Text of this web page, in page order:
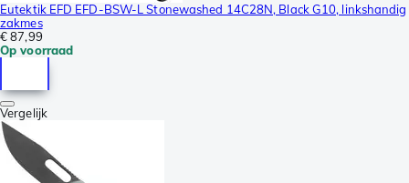
Eutektik EFD EFD-BSW-L Stonewashed 14C28N, Black G10, linkshandig
zakmes
€ 87,99
Op voorraad
Vergelijk